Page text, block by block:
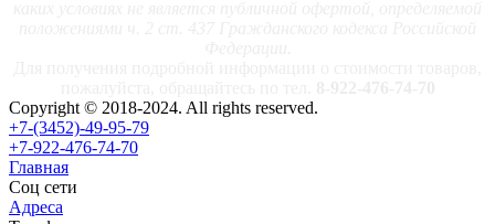
Copyright © 2018-2024. All rights reserved.
+7-(3452)-49-95-79
+7-922-476-74-70
Главная
Соц сети
Адреса